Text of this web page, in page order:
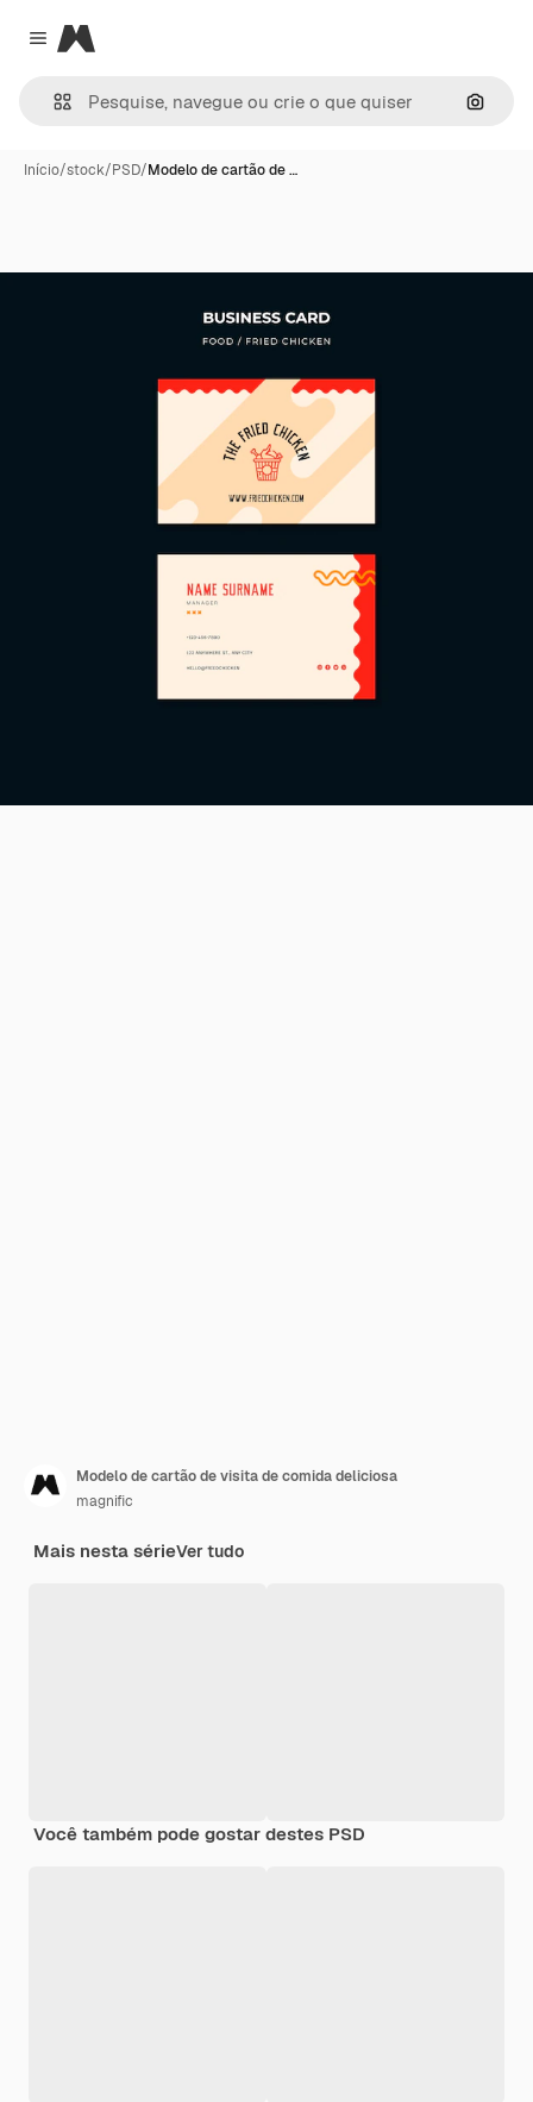
Close menu
Magnific
Início/stock/PSD/Modelo de cartão de …
Modelo de cartão de visita de comida deliciosa
magnific
Mais nesta sérieVer tudo
Você também pode gostar destes PSD